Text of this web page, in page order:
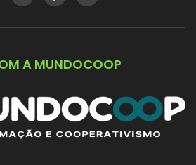
A MUNDOCOOP